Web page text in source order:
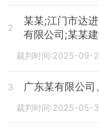
2
某某;江门市达
有限公司;某某
裁判时间:2025-09-
3 广东某有限公
裁判时间:2025-05-